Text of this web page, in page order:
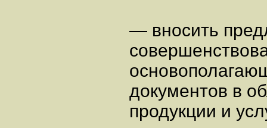
— вносить
документов в
продукции и